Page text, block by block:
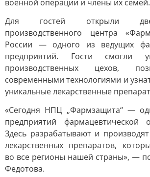
военной операции и члены их семей.
Для гостей открыли
производственного центра
России — одного из ведущих
предприятий. Гости смогли
производственных цехов,
современными технологиями и
уникальные лекарственные
«Сегодня НПЦ „Фармзащита“ —
предприятий фармацевтической
Здесь разрабатывают и
лекарственных препаратов,
во все регионы нашей страны», —
Федотова.